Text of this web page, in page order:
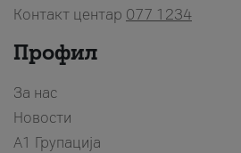
Контакт центар 077 1234
Профил
За нас
Новости
А1 Групација